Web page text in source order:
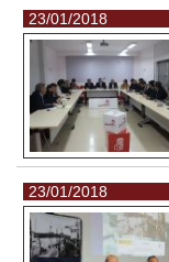
23/01/2018
23/01/2018